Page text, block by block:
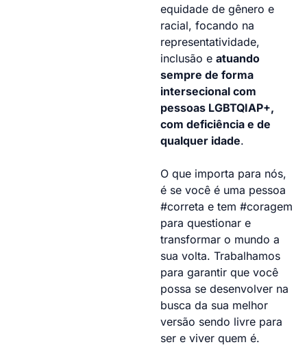
equidade de gênero e
racial, focando na
representatividade,
inclusão e atuando
sempre de forma
intersecional com
pessoas LGBTQIAP+,
com deficiência e de
qualquer idade.
O que importa para nós,
é se você é uma pessoa
#correta e tem #coragem
para questionar e
transformar o mundo a
sua volta. Trabalhamos
para garantir que você
possa se desenvolver na
busca da sua melhor
versão sendo livre para
ser e viver quem é.